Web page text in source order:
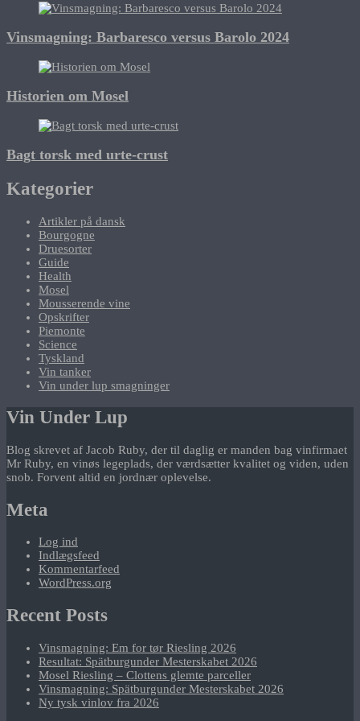
Vinsmagning: Barbaresco versus Barolo 2024
Historien om Mosel
Bagt torsk med urte-crust
Kategorier
Artikler på dansk
Bourgogne
Druesorter
Guide
Health
Mosel
Mousserende vine
Opskrifter
Piemonte
Science
Tyskland
Vin tanker
Vin under lup smagninger
Vin Under Lup
Blog skrevet af Jacob Ruby, der til daglig er manden bag vinfirmaet
Mr Ruby, en vinøs legeplads, der værdsætter kvalitet og viden, uden
snob. Forvent altid en jordnær oplevelse.
Meta
Log ind
Indlægsfeed
Kommentarfeed
WordPress.org
Recent Posts
Vinsmagning: Em for tør Riesling 2026
Resultat: Spätburgunder Mesterskabet 2026
Mosel Riesling – Clottens glemte parceller
Vinsmagning: Spätburgunder Mesterskabet 2026
Ny tysk vinlov fra 2026